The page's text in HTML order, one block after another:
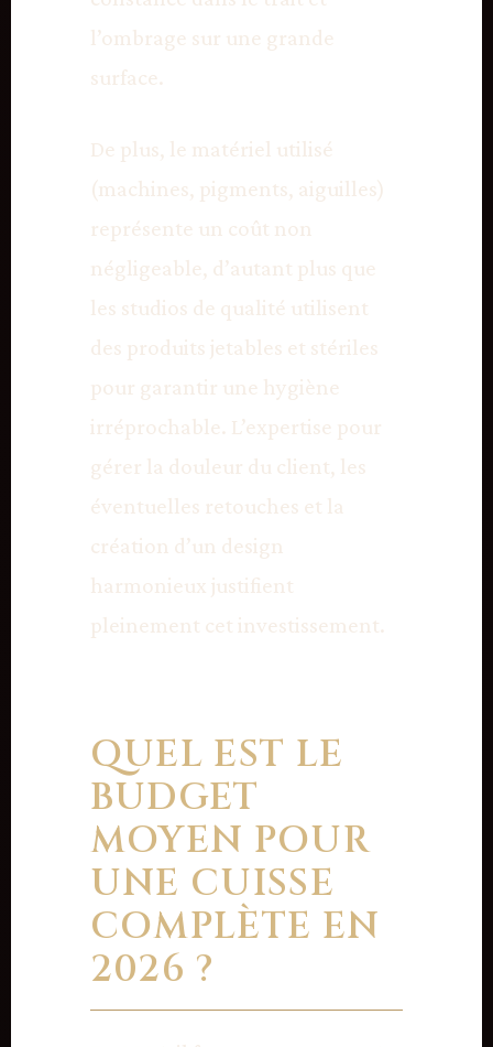
l’ombrage sur une grande
surface.
De plus, le matériel utilisé
(machines, pigments, aiguilles)
représente un coût non
négligeable, d’autant plus que
les studios de qualité utilisent
des produits jetables et stériles
pour garantir une hygiène
irréprochable. L’expertise pour
gérer la douleur du client, les
éventuelles retouches et la
création d’un design
harmonieux justifient
pleinement cet investissement.
QUEL EST LE
BUDGET
MOYEN POUR
UNE CUISSE
COMPLÈTE EN
2026 ?